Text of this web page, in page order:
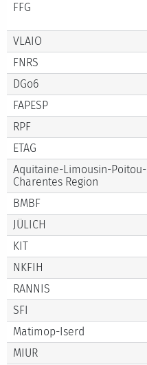
FFG
VLAIO
FNRS
DGo6
FAPESP
RPF
ETAG
Aquitaine-Limousin-Poitou-
Charentes Region
BMBF
JÜLICH
KIT
NKFIH
RANNIS
SFI
Matimop-Iserd
MIUR